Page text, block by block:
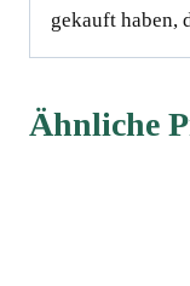
gekauft haben,
Ähnliche